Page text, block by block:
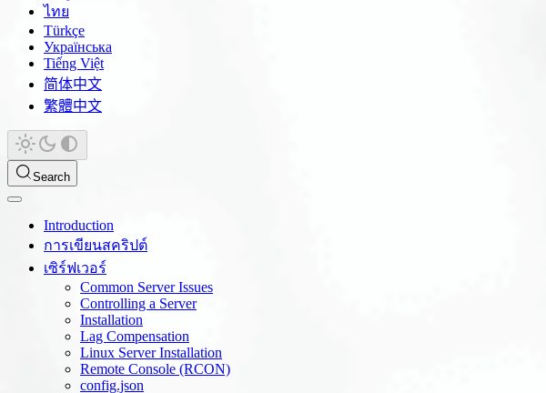
ไทย
Türkçe
Українська
Tiếng Việt
简体中文
繁體中文
Search
Introduction
การเขียนสคริปต์
เซิร์ฟเวอร์
Common Server Issues
Controlling a Server
Installation
Lag Compensation
Linux Server Installation
Remote Console (RCON)
config.json